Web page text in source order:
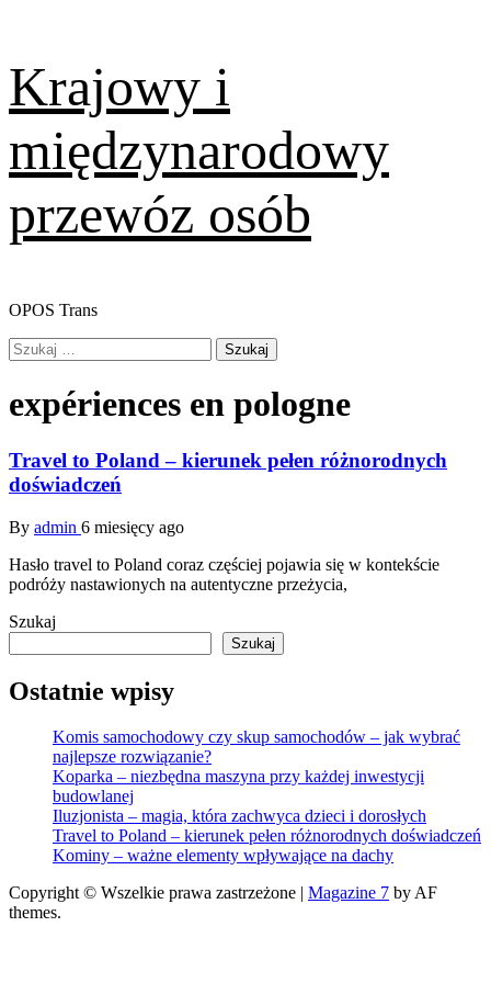
content
Krajowy i
międzynarodowy
przewóz osób
OPOS Trans
Primary
Menu
Szukaj:
expériences en pologne
Travel to Poland – kierunek pełen różnorodnych
doświadczeń
By admin 6 miesięcy ago
Hasło travel to Poland coraz częściej pojawia się w kontekście
podróży nastawionych na autentyczne przeżycia,
Szukaj
Szukaj
Ostatnie wpisy
Komis samochodowy czy skup samochodów – jak wybrać
najlepsze rozwiązanie?
Koparka – niezbędna maszyna przy każdej inwestycji
budowlanej
Iluzjonista – magia, która zachwyca dzieci i dorosłych
Travel to Poland – kierunek pełen różnorodnych doświadczeń
Kominy – ważne elementy wpływające na dachy
Copyright © Wszelkie prawa zastrzeżone | Magazine 7 by AF
themes.